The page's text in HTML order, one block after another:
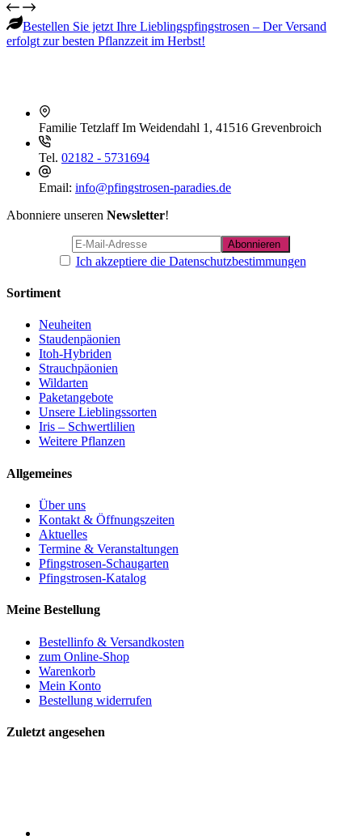
Bestellen Sie jetzt Ihre Lieblingspfingstrosen – Der Versand
erfolgt zur besten Pflanzzeit im Herbst!
Familie TetzlaffIm Weidendahl 1, 41516 Grevenbroich
Tel. 02182 - 5731694
Email: info@pfingstrosen-paradies.de
Abonniere unseren Newsletter!
Ich akzeptiere die Datenschutzbestimmungen
Sortiment
Neuheiten
Staudenpäonien
Itoh-Hybriden
Strauchpäonien
Wildarten
Paketangebote
Unsere Lieblingssorten
Iris – Schwertlilien
Weitere Pflanzen
Allgemeines
Über uns
Kontakt & Öffnungszeiten
Aktuelles
Termine & Veranstaltungen
Pfingstrosen-Schaugarten
Pfingstrosen-Katalog
Meine Bestellung
Bestellinfo & Versandkosten
zum Online-Shop
Warenkorb
Mein Konto
Bestellung widerrufen
Zuletzt angesehen